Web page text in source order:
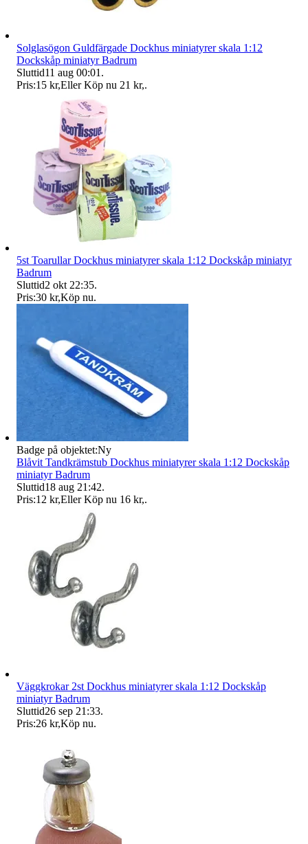
Solglasögon Guldfärgade Dockhus miniatyrer skala 1:12
Dockskåp miniatyr Badrum
Sluttid11 aug 00:01 .
Pris:15 kr,Eller Köp nu 21 kr,.
5st Toarullar Dockhus miniatyrer skala 1:12 Dockskåp miniatyr
Badrum
Sluttid2 okt 22:35.
Pris:30 kr,Köp nu.
Badge på objektet:Ny
Blåvit Tandkrämstub Dockhus miniatyrer skala 1:12 Dockskåp
miniatyr Badrum
Sluttid18 aug 21:42.
Pris:12 kr,Eller Köp nu 16 kr,.
Väggkrokar 2st Dockhus miniatyrer skala 1:12 Dockskåp
miniatyr Badrum
Sluttid26 sep 21:33.
Pris:26 kr,Köp nu.